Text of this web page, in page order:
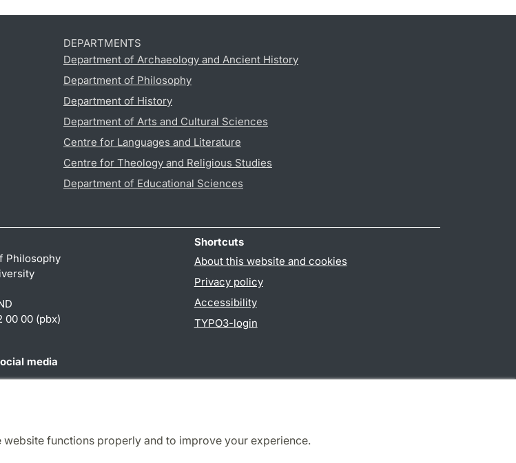
functions properly and to improve your experience.
DEPARTMENTS
Department of Archaeology and Ancient History
Department of Philosophy
Department of History
Department of Arts and Cultural Sciences
Centre for Languages and Literature
Centre for Theology and Religious Studies
Department of Educational Sciences
Philosophy
00 00 (pbx)
Shortcuts
About this website and cookies
Privacy policy
Accessibility
TYPO3-login
media